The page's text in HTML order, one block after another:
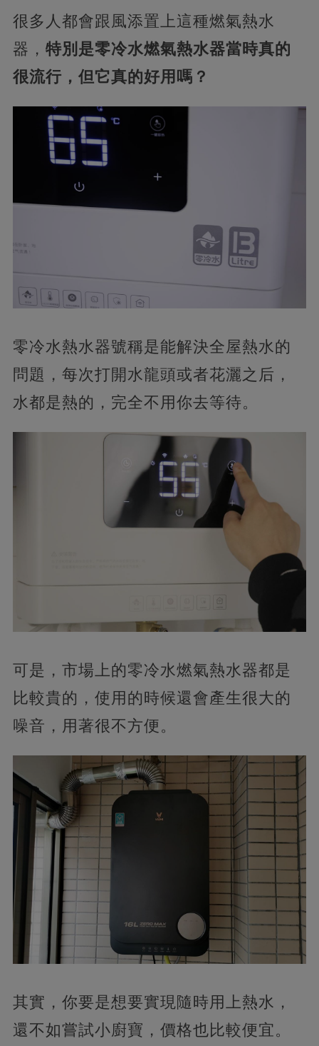
很多人都會跟風添置上這種燃氣熱水
器， 特別是零冷水燃氣熱水器當時真的
很流行，但它真的好用嗎？
零冷水熱水器號稱是能解決全屋熱水的
問題，每次打開水龍頭或者花灑之后，
水都是熱的，完全不用你去等待。
可是，市場上的零冷水燃氣熱水器都是
比較貴的，使用的時候還會產生很大的
噪音，用著很不方便。
其實，你要是想要實現隨時用上熱水，
還不如嘗試小廚寶，價格也比較便宜。